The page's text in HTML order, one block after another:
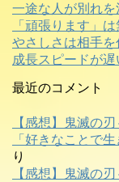
一途な人が別れを
「頑張ります」は
やさしさは相手を
成長スピードが
最近のコメント
【感想】鬼滅の
「好きなことで
り
【感想】鬼滅の